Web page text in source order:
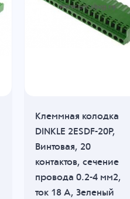
Клеммная колодка
DINKLE 2ESDF-20P,
Винтовая, 20
контактов, сечение
провода 0.2-4 мм2,
ток 18 A, Зеленый